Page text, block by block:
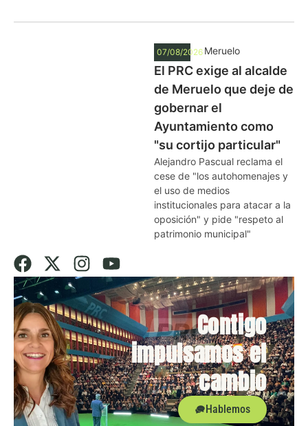
07/08/2026 Meruelo
El PRC exige al alcalde
de Meruelo que deje de
gobernar el
Ayuntamiento como
"su cortijo particular"
Alejandro Pascual reclama el
cese de "los autohomenajes y
el uso de medios
institucionales para atacar a la
oposición" y pide "respeto al
patrimonio municipal"
Contigo
impulsamos el
cambio
Hablemos